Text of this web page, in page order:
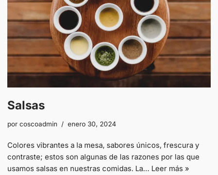
Salsas
por coscoadmin enero 30, 2024
Colores vibrantes a la mesa, sabores únicos, frescura y
contraste; estos son algunas de las razones por las que
usamos salsas en nuestras comidas. La… Leer más »